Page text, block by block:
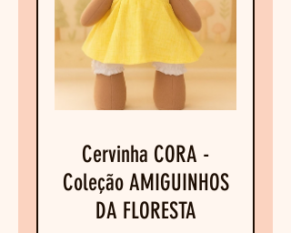
Cervinha CORA -
Coleção AMIGUINHOS
DA FLORESTA